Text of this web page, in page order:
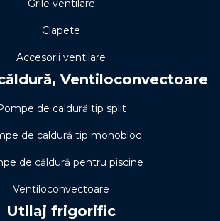
Grile ventilare
Clapete
Accesorii ventilare
Ventiloconvectoare
de caldură tip split
de caldură tip monobloc
de căldură pentru piscine
Ventiloconvectoare
Utilaj frigorific